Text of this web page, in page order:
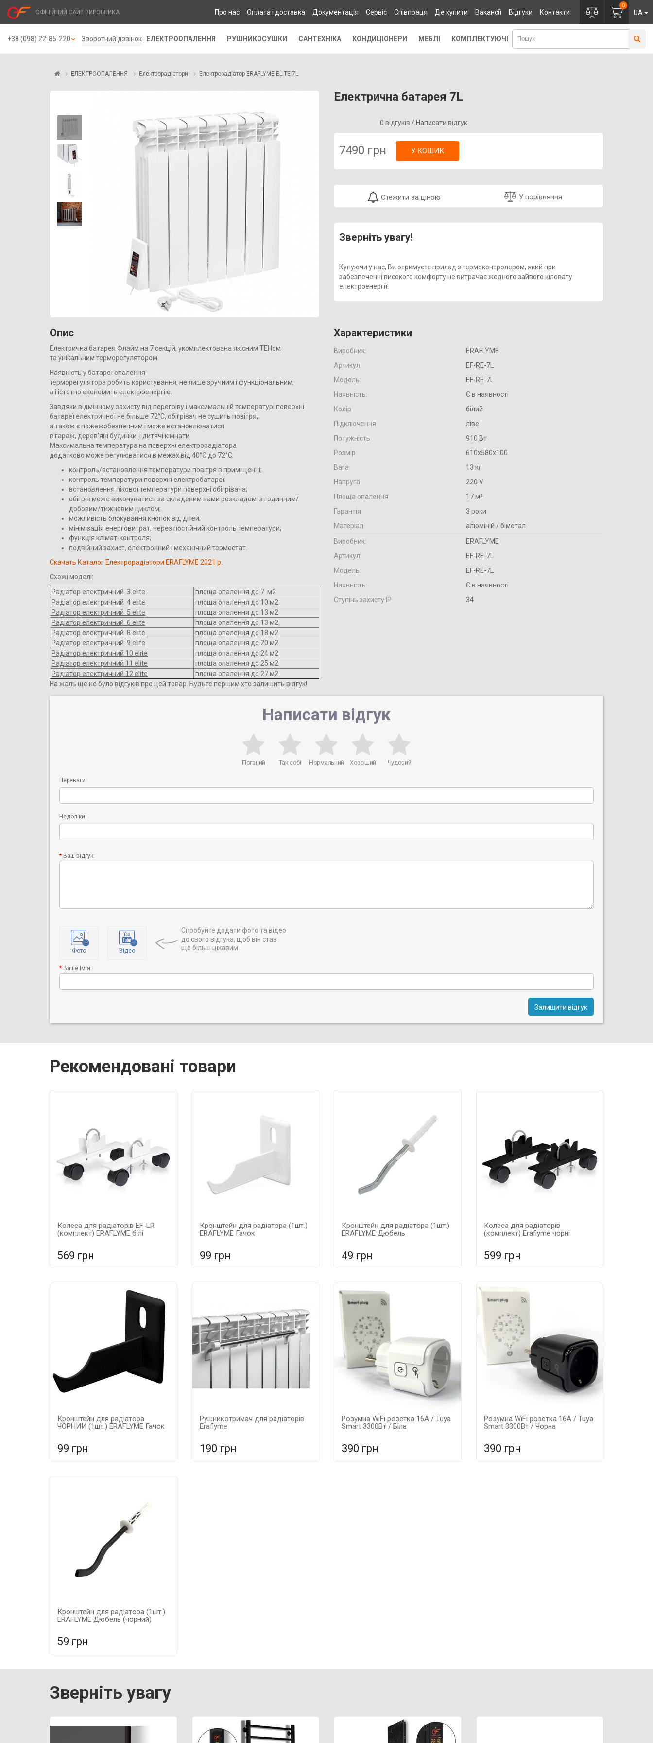
ОФІЦІЙНИЙ САЙТ ВИРОБНИКА UA
0
Про нас Оплата і доставка Документація Сервіс Співпраця Де купити Вакансії Відгуки Контакти
+38 (098) 22-85-220 Зворотний дзвінок ЕЛЕКТРООПАЛЕННЯ РУШНИКОСУШКИ САНТЕХНІКА КОНДИЦІОНЕРИ МЕБЛІ КОМПЛЕКТУЮЧІ
ЕЛЕКТРООПАЛЕННЯ Електрорадіатори Електрорадіатор ERAFLYME ELITE 7L
Електрична батарея 7L
0 відгуків / Написати відгук
7490 грн У КОШИК
Стежити за ціною У порівняння
Зверніть увагу!
Купуючи у нас, Ви отримуєте прилад з термоконтролером, який при
забезпеченні високого комфорту не витрачає жодного зайвого кіловату
електроенергії!
Опис
Електрична батарея Флайм на 7 секцій, укомплектована якісним ТЕНом
та унікальним терморегулятором.
Наявність у батареї опалення
терморегулятора робить користування, не лише зручним і функціональним,
а і істотно економить електроенергію.
Завдяки відмінному захисту від перегріву і максимальній температурі поверхні
батареї електричної не більше 72°С, обігрівач не сушить повітря,
а також є пожежобезпечним і може встановлюватися
в гараж, дерев'яні будинки, і дитячі кімнати.
Максимальна температура на поверхні електрорадіатора
додатково може регулюватися в межах від 40°С до 72°С.
контроль/встановлення температури повітря в приміщенні;
контроль температури поверхні електробатареї;
встановлення пікової температури поверхні обігрівача;
обігрів може виконуватись за складеним вами розкладом: з годинним/
добовим/тижневим циклом;
можливість блокування кнопок від дітей;
мінімізація енерговитрат, через постійний контроль температури;
функція клімат-контроля;
подвійний захист, електронний і механічний термостат.
Cкачать Каталог Електрорадіатори ERAFLYME 2021 р.
Схожі моделі:
Радіатор електричний 3 elite
площа опалення до 7 м2
Радіатор електричний 4 elite
площа опалення до 10 м2
Радіатор електричний 5 elite
площа опалення до 13 м2
Радіатор електричний 6 elite
площа опалення до 13 м2
Радіатор електричний 8 elite
площа опалення до 18 м2
Радіатор електричний 9 elite
площа опалення до 20 м2
Радіатор електричний 10 elite
площа опалення до 24 м2
Радіатор електричний 11 elite
площа опалення до 25 м2
Радіатор електричний 12 elite
площа опалення до 27 м2
Характеристики
Виробник:
ERAFLYME
Артикул:
EF-RE-7L
Модель:
EF-RE-7L
Наявність:
Є в наявності
Колір
білий
Підключення
ліве
Потужність
910 Вт
Розмір
610х580х100
Вага
13 кг
Напруга
220 V
Площа опалення
17 м²
Гарантія
3 роки
Матеріал
алюміній / біметал
Виробник:
ERAFLYME
Артикул:
EF-RE-7L
Модель:
EF-RE-7L
Наявність:
Є в наявності
Ступінь захисту IP
34
На жаль ще не було відгуків про цей товар. Будьте першим хто залишить відгук!
Написати відгук
Поганий Так собі Нормальний Хороший Чудовий
Переваги:
Недоліки:
Ваш відгук:
Фото Відео
Спробуйте додати фото та відео
до свого відгука, щоб він став
ще більш цікавим
Ваше Ім'я:
Залишити відгук
Рекомендовані товари
Колеса для радіаторів EF-LR
(комплект) ERAFLYME білі
569 грн
Кронштейн для радіатора (1шт.)
ERAFLYME Гачок
99 грн
Кронштейн для радіатора (1шт.)
ERAFLYME Дюбель
49 грн
Гарантія: 5 років, Матеріал:
металеві,
Колеса для радіаторів
(комплект) Eraflyme чорні
599 грн
Кронштейн для радіатора
ЧОРНИЙ (1шт.) ERAFLYME Гачок
99 грн
Рушникотримач для радіаторів
Eraflyme
190 грн
Розумна WiFi розетка 16А / Tuya
Smart 3300Вт / Біла
390 грн
Розумна WiFi розетка 16А / Tuya
Smart 3300Вт / Чорна
390 грн
Кронштейн для радіатора (1шт.)
ERAFLYME Дюбель (чорний)
59 грн
металеві,
Зверніть увагу